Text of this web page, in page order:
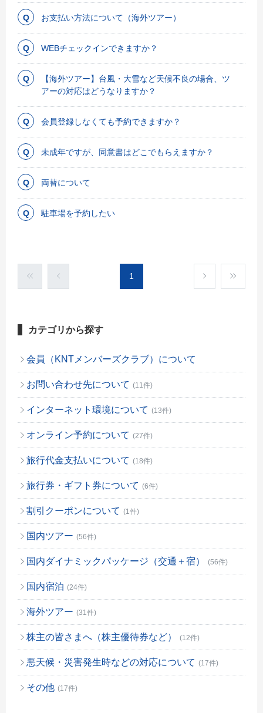
お支払い方法について（海外ツアー）
WEBチェックインできますか？
【海外ツアー】台風・大雪など天候不良の場合、ツ
アーの対応はどうなりますか？
会員登録しなくても予約できますか？
未成年ですが、同意書はどこでもらえますか？
両替について
駐車場を予約したい
1
カテゴリから探す
会員（KNTメンバーズクラブ）について
お問い合わせ先について (11件)
インターネット環境について (13件)
オンライン予約について (27件)
旅行代金支払いについて (18件)
旅行券・ギフト券について (6件)
割引クーポンについて (1件)
国内ツアー (56件)
国内ダイナミックパッケージ（交通＋宿） (56件)
国内宿泊 (24件)
海外ツアー (31件)
株主の皆さまへ（株主優待券など） (12件)
悪天候・災害発生時などの対応について (17件)
その他 (17件)